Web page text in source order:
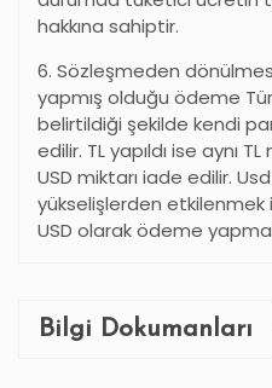
hakkına sahiptir.
6. Sözleşmeden
yapmış olduğu ödeme
belirtildiği şekilde kendi
edilir. TL yapıldı ise aynı TL
USD miktarı iade edilir.
yükselişlerden
USD olarak ödeme
Bilgi Dokumanları